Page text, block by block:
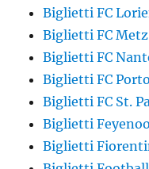
Biglietti FC
Biglietti FC Metz
Biglietti FC
Biglietti FC Porto
Biglietti FC St.
Biglietti
Biglietti